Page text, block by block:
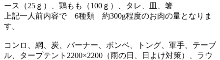
ース（25ｇ）、鶏もも（100ｇ）、タレ、皿、箸
上記一人前内容で 6種類 約300g程度のお肉の量となりま
す。
コンロ、網、炭、バーナー、ボンベ、トング、軍手、テーブ
ル、タープテント2200×2200（雨の日、日よけ対策）、ラウ